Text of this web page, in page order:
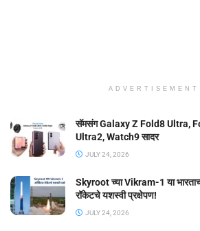
ADVERTISEMENT
सॅमसंग Galaxy Z Fold8 Ultra,
Ultra2, Watch9 सादर
JULY 24, 2026
Skyroot च्या Vikram-1 या
रॉकेटचे यशस्वी प्रक्षेपण!
JULY 24, 2026